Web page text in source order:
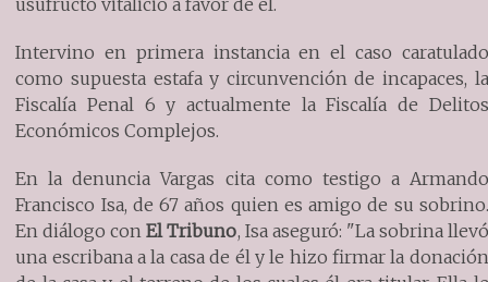
Intervino en primera instancia en el caso caratulado
como supuesta estafa y circunvención de incapaces, la
Fiscalía Penal 6 y actualmente la Fiscalía de Delitos
Económicos Complejos.
En la denuncia Vargas cita como testigo a Armando
Francisco Isa, de 67 años quien es amigo de su sobrino.
En diálogo con El Tribuno, Isa aseguró: "La sobrina llevó
una escribana a la casa de él y le hizo firmar la donación